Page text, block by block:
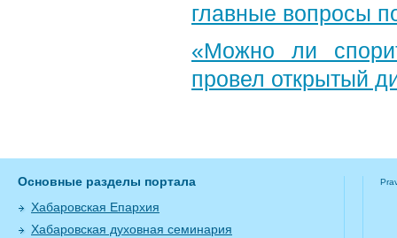
главные вопросы
«Можно ли
провел открытый
Основные разделы портала
Хабаровская Епархия
Хабаровская духовная семинария